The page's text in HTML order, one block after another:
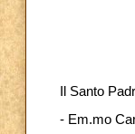
Il Santo
- Em.mo